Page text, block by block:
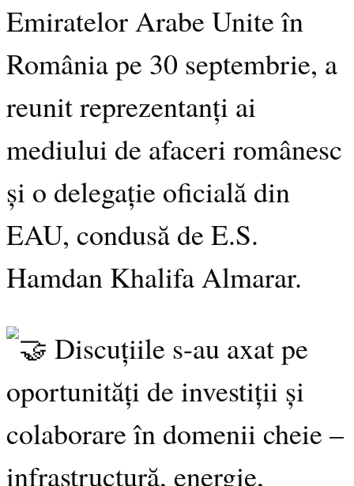
Emiratelor Arabe Unite în
România pe 30 septembrie, a
reunit reprezentanți ai
mediului de afaceri românesc
și o delegație oficială din
EAU, condusă de E.S.
Hamdan Khalifa Almarar.
Discuțiile s-au axat pe
oportunități de investiții și
colaborare în domenii cheie –
infrastructură, energie,